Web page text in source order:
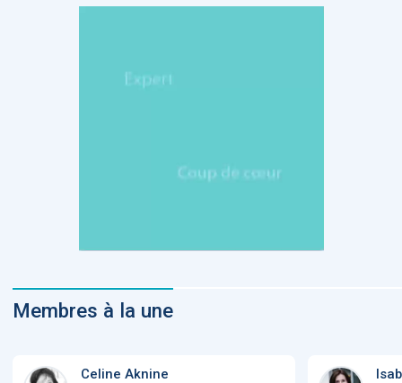
Membres à la une
Celine Aknine